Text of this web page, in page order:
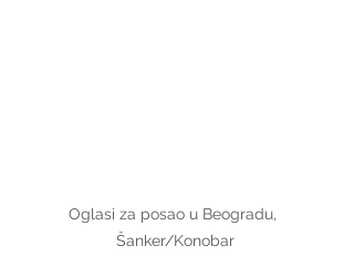
Oglasi za posao u Beogradu,
Šanker/Konobar